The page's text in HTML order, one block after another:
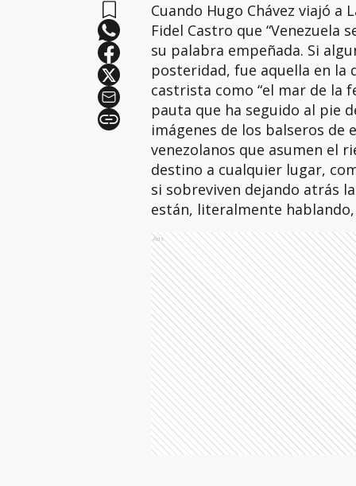
Cuando Hugo Chávez viajó
Fidel Castro que “Venezuela
su palabra empeñada. Si
posteridad, fue aquella en la
castrista como “el mar de la
pauta que ha seguido al pie
imágenes de los balseros de
venezolanos que asumen el
destino a cualquier lugar,
si sobreviven dejando atrás
están, literalmente
Ads